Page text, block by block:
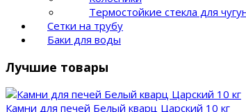
Термостойкие стекла для
Сетки на трубу
Баки для воды
Лучшие товары
Камни для печей Белый кварц Царский 10 кг